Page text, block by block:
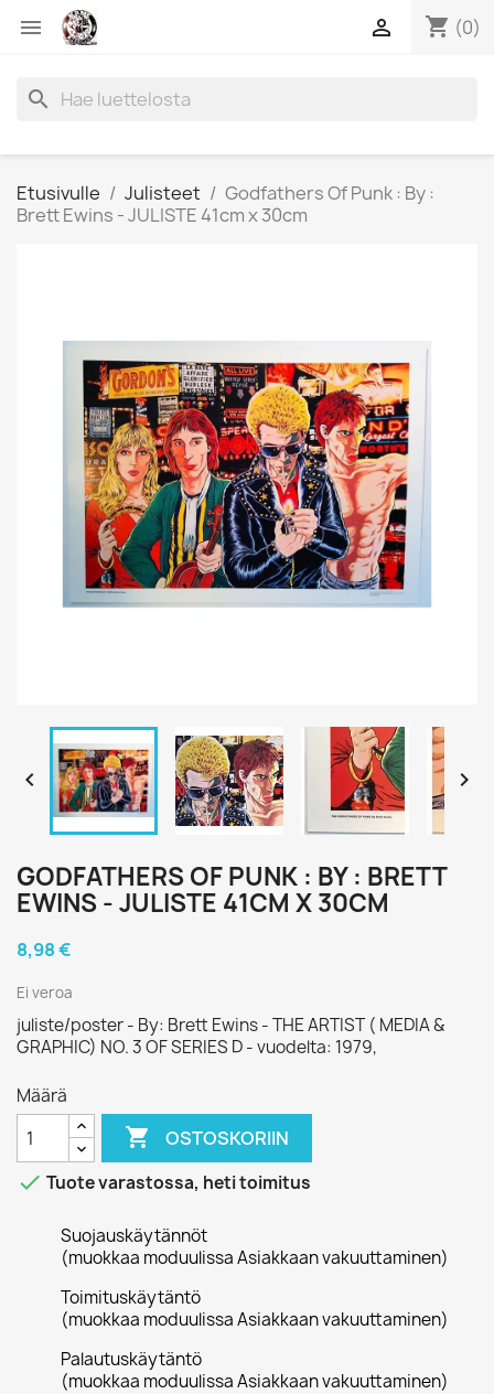
 shopping_cart (0)

search
Etusivulle Julisteet
Godfathers Of Punk : By :
Brett Ewins - JULISTE 41cm x 30cm
 
GODFATHERS OF PUNK : BY : BRETT
EWINS - JULISTE 41CM X 30CM
8,98 €
Ei veroa
juliste/poster - By: Brett Ewins - THE ARTIST ( MEDIA &
GRAPHIC) NO. 3 OF SERIES D - vuodelta: 1979,
Määrä
 OSTOSKORIIN
 Tuote varastossa, heti toimitus
Suojauskäytännöt
(muokkaa moduulissa Asiakkaan vakuuttaminen)
Toimituskäytäntö
(muokkaa moduulissa Asiakkaan vakuuttaminen)
Palautuskäytäntö
(muokkaa moduulissa Asiakkaan vakuuttaminen)